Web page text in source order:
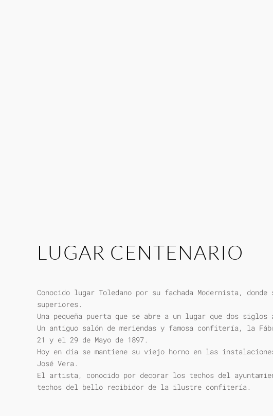
LUGAR CENTENARIO
Conocido lugar Toledano por su fachada Modernista,
superiores.
Una pequeña puerta que se abre a un lugar que dos
Un antiguo salón de meriendas y famosa confitería, la
21 y el 29 de Mayo de 1897.
Hoy en día se mantiene su viejo horno en las
José Vera.
El artista, conocido por decorar los techos del
techos del bello recibidor de la ilustre confitería.